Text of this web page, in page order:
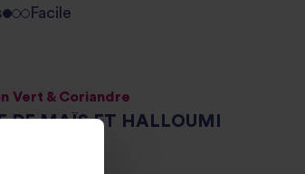
Facile
Vert & Coriandre
DE MAÏS ET HALLOUMI